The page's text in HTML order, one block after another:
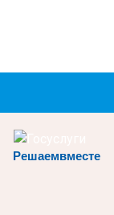
Решаемвместе